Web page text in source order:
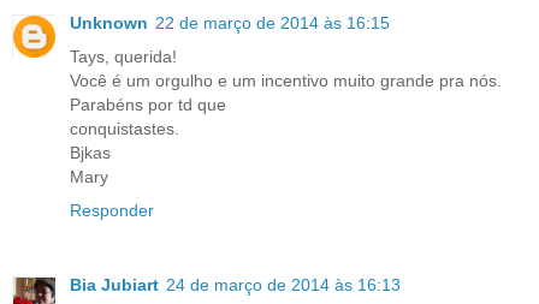
Unknown 22 de março de 2014 às 16:15
Tays, querida!
Você é um orgulho e um incentivo muito grande pra nós.
Parabéns por td que
conquistastes.
Bjkas
Mary
Responder
Bia Jubiart 24 de março de 2014 às 16:13